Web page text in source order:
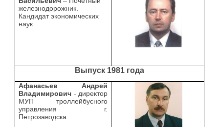
железнодорожник.
Кандидат экономических
наук
Выпуск 1981 года
Афанасьев Андрей
Владимирович - директор
МУП троллейбусного
управления г.
Петрозаводска.